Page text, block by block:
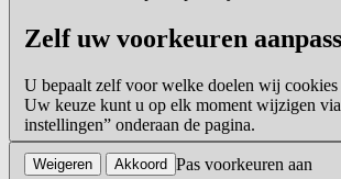
Zelf uw voorkeuren
U bepaalt zelf voor welke doelen wij cookies
Uw keuze kunt u op elk moment wijzigen
instellingen” onderaan de pagina.
Pas voorkeuren aan
Weigeren Akkoord